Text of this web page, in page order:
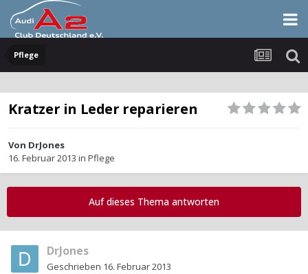
Pflege
Kratzer in Leder reparieren
Von DrJones
16. Februar 2013 in Pflege
Auf dieses Thema antworten
DrJones
Geschrieben 16. Februar 2013